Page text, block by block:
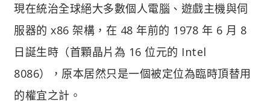
現在統治全球絕大多數個人電腦、遊戲主機與伺
服器的 x86 架構，在 48 年前的 1978 年 6 月 8
日誕生時（首顆晶片為 16 位元的 Intel
8086），原本居然只是一個被定位為臨時頂替用
的權宜之計。